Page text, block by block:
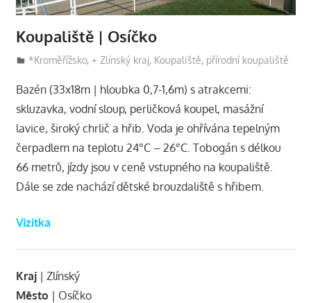
|
blog
Koupaliště | Osíčko
31 července, 2018
Eva
*Kroměřížsko,+ Zlínský kraj, Koupaliště, přírodní koupaliště
Bazén (33x18m | hloubka 0,7-1,6m) s atrakcemi:
skluzavka, vodní sloup, perličková koupel, masážní
lavice, široký chrlič a hřib. Voda je ohřívána tepelným
čerpadlem na teplotu 24°C – 26°C. Tobogán s délkou
66 metrů, jízdy jsou v ceně vstupného na koupaliště.
Dále se zde nachází dětské brouzdaliště s hřibem.
Vizitka
Kraj| Zlínský
Město | Osíčko